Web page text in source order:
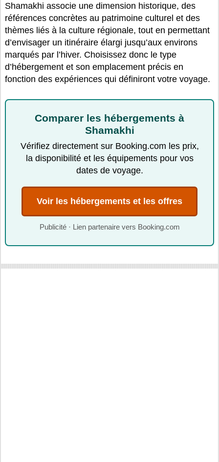
Shamakhi associe une dimension historique, des
références concrètes au patrimoine culturel et des
thèmes liés à la culture régionale, tout en permettant
d’envisager un itinéraire élargi jusqu’aux environs
marqués par l’hiver. Choisissez donc le type
d’hébergement et son emplacement précis en
fonction des expériences qui définiront votre voyage.
Comparer les hébergements à
Shamakhi
Vérifiez directement sur Booking.com les prix,
la disponibilité et les équipements pour vos
dates de voyage.
Voir les hébergements et les offres
Publicité · Lien partenaire vers Booking.com